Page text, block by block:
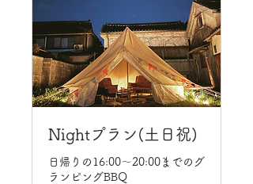
Nightプラン(土日祝)
日帰りの16:00〜20:00までのグ
ランピングBBQ